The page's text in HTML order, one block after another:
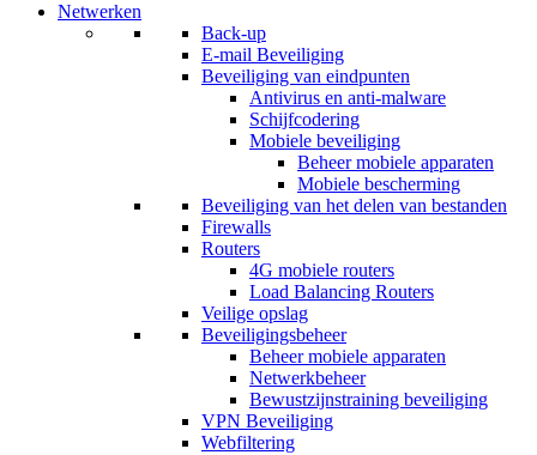
Netwerken
Back-up
E-mail Beveiliging
Beveiliging van eindpunten
Antivirus en anti-malware
Schijfcodering
Mobiele beveiliging
Beheer mobiele apparaten
Mobiele bescherming
Beveiliging van het delen van bestanden
Firewalls
Routers
4G mobiele routers
Load Balancing Routers
Veilige opslag
Beveiligingsbeheer
Beheer mobiele apparaten
Netwerkbeheer
Bewustzijnstraining beveiliging
VPN Beveiliging
Webfiltering